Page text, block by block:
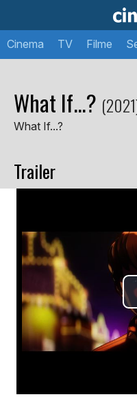
Cinema TV Filme
What If...?
What If...?
Trailer